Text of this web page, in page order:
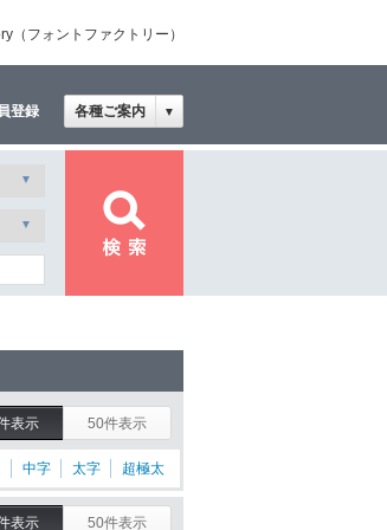
（フォントファクトリー）
登録 各種ご案内 ▼
表示 50件表示
中字 太字 超極太
表示 50件表示